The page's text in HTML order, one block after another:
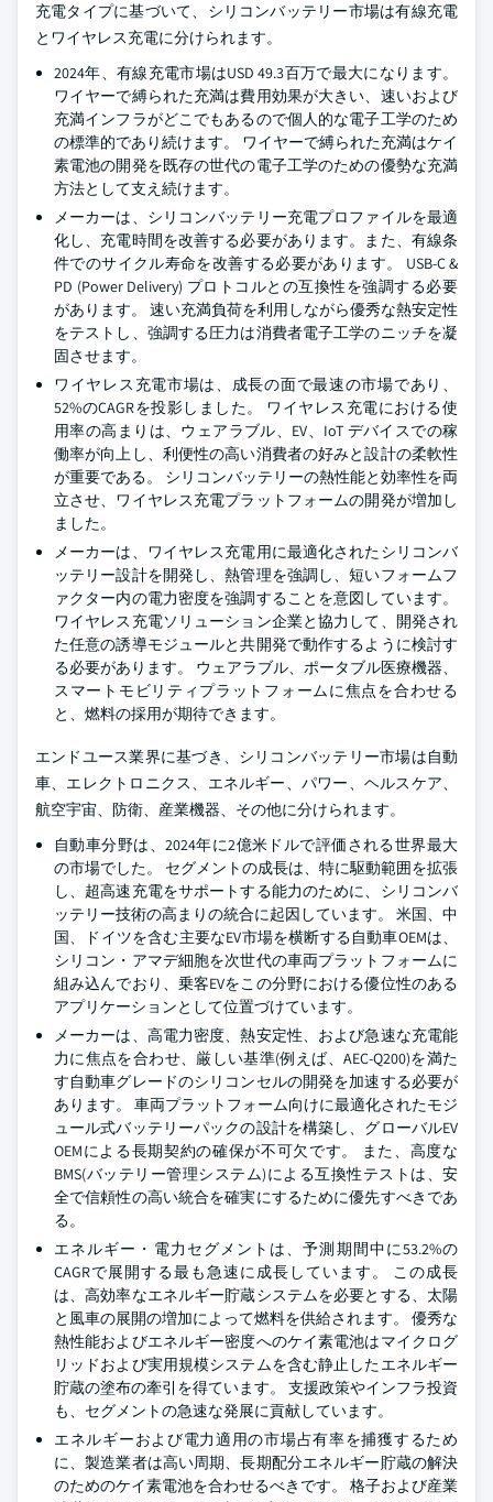
充電タイプに基づいて、シリコンバッテリー市場は有線充電
とワイヤレス充電に分けられます。
2024年、有線充電市場はUSD 49.3百万で最大になります。
ワイヤーで縛られた充満は費用効果が大きい、速いおよび
充満インフラがどこでもあるので個人的な電子工学のため
の標準的であり続けます。 ワイヤーで縛られた充満はケイ
素電池の開発を既存の世代の電子工学のための優勢な充満
方法として支え続けます。
メーカーは、シリコンバッテリー充電プロファイルを最適
化し、充電時間を改善する必要があります。また、有線条
件でのサイクル寿命を改善する必要があります。 USB-C &
PD (Power Delivery) プロトコルとの互換性を強調する必要
があります。 速い充満負荷を利用しながら優秀な熱安定性
をテストし、強調する圧力は消費者電子工学のニッチを凝
固させます。
ワイヤレス充電市場は、成長の面で最速の市場であり、
52%のCAGRを投影しました。 ワイヤレス充電における使
用率の高まりは、ウェアラブル、EV、IoT デバイスでの稼
働率が向上し、利便性の高い消費者の好みと設計の柔軟性
が重要である。 シリコンバッテリーの熱性能と効率性を両
立させ、ワイヤレス充電プラットフォームの開発が増加し
ました。
メーカーは、ワイヤレス充電用に最適化されたシリコンバ
ッテリー設計を開発し、熱管理を強調し、短いフォームフ
ァクター内の電力密度を強調することを意図しています。
ワイヤレス充電ソリューション企業と協力して、開発され
た任意の誘導モジュールと共開発で動作するように検討す
る必要があります。 ウェアラブル、ポータブル医療機器、
スマートモビリティプラットフォームに焦点を合わせる
と、燃料の採用が期待できます。
エンドユース業界に基づき、シリコンバッテリー市場は自動
車、エレクトロニクス、エネルギー、パワー、ヘルスケア、
航空宇宙、防衛、産業機器、その他に分けられます。
自動車分野は、2024年に2億米ドルで評価される世界最大
の市場でした。 セグメントの成長は、特に駆動範囲を拡張
し、超高速充電をサポートする能力のために、シリコンバ
ッテリー技術の高まりの統合に起因しています。 米国、中
国、ドイツを含む主要なEV市場を横断する自動車OEMは、
シリコン・アマデ細胞を次世代の車両プラットフォームに
組み込んでおり、乗客EVをこの分野における優位性のある
アプリケーションとして位置づけています。
メーカーは、高電力密度、熱安定性、および急速な充電能
力に焦点を合わせ、厳しい基準(例えば、AEC-Q200)を満た
す自動車グレードのシリコンセルの開発を加速する必要が
あります。 車両プラットフォーム向けに最適化されたモジ
ュール式バッテリーパックの設計を構築し、グローバルEV
OEMによる長期契約の確保が不可欠です。 また、高度な
BMS(バッテリー管理システム)による互換性テストは、安
全で信頼性の高い統合を確実にするために優先すべきであ
る。
エネルギー・電力セグメントは、予測期間中に53.2%の
CAGRで展開する最も急速に成長しています。 この成長
は、高効率なエネルギー貯蔵システムを必要とする、太陽
と風車の展開の増加によって燃料を供給されます。 優秀な
熱性能およびエネルギー密度へのケイ素電池はマイクログ
リッドおよび実用規模システムを含む静止したエネルギー
貯蔵の塗布の牽引を得ています。 支援政策やインフラ投資
も、セグメントの急速な発展に貢献しています。
エネルギーおよび電力適用の市場占有率を捕獲するため
に、製造業者は高い周期、長期配分エネルギー貯蔵の解決
のためのケイ素電池を合わせるべきです。 格子および産業